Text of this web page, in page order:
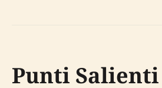
Punti